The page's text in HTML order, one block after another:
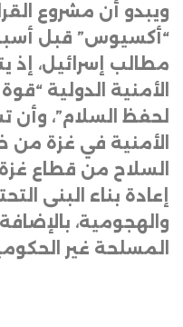
ويبدو أن مشروع
“أكسيوس” قبل
مطالب إسرائيل،
الأمنية الدولية
لحفظ السلام”، وأن
الأمنية في غزة من
السلاح من قطاع
إعادة بناء البنى
والهجومية،
المسلحة غير